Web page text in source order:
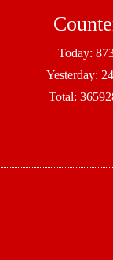
Today:
Yesterday:
Total: